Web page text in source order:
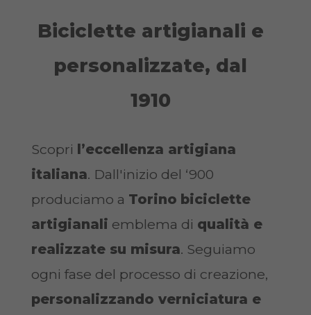
Biciclette artigianali e
personalizzate, dal
1910
Scopri l’eccellenza artigiana
italiana. Dall'inizio del ‘900
produciamo a Torino biciclette
artigianali emblema di qualità e
realizzate su misura. Seguiamo
ogni fase del processo di creazione,
personalizzando verniciatura e